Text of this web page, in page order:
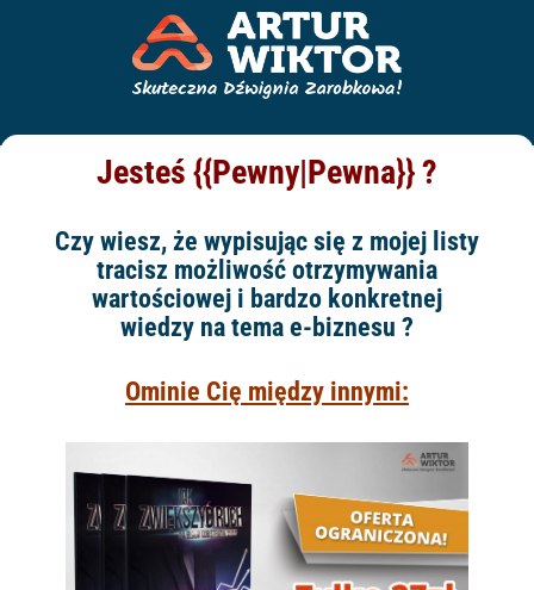
Jesteś {{Pewny|Pewna}} ?
Czy wiesz, że wypisując się z mojej listy
tracisz możliwość otrzymywania
wartościowej i bardzo konkretnej
wiedzy na tema e-biznesu ?
Ominie Cię między innymi: